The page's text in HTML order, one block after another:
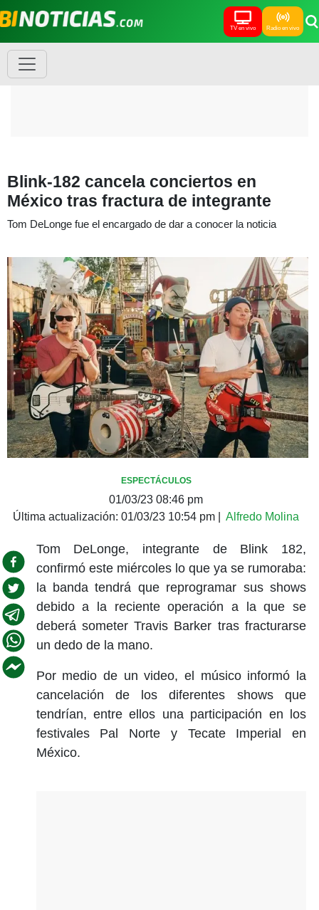
TV en vivo Radio en vivo
Blink-182 cancela conciertos en
México tras fractura de integrante
Tom DeLonge fue el encargado de dar a conocer la noticia
ESPECTÁCULOS
01/03/23 08:46 pm
Última actualización: 01/03/23 10:54 pm Alfredo Molina
Tom DeLonge, integrante de Blink 182,
confirmó este miércoles lo que ya se rumoraba:
la banda tendrá que reprogramar sus shows
debido a la reciente operación a la que se
deberá someter Travis Barker tras fracturarse
un dedo de la mano.
Por medio de un video, el músico informó la
cancelación de los diferentes shows que
tendrían, entre ellos una participación en los
festivales Pal Norte y Tecate Imperial en
México.